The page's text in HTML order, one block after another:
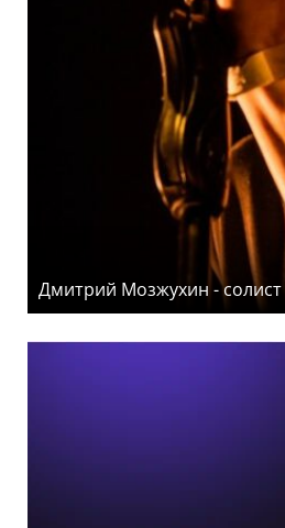
Дмитрий Мозжухин -